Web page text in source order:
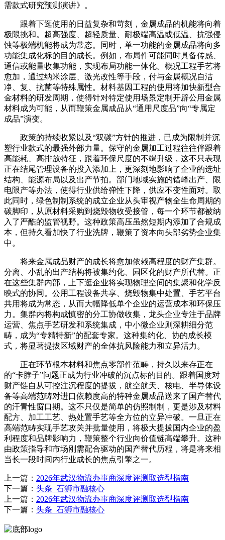
需款式研究预测演讲》。
跟着下逛使用的日益复杂和苛刻，金属成品的机能将向着
极限挑和。超高强度、超轻质量、耐极端高温或低温、抗强侵
蚀等极端机能将成为常态。同时，单一功能的金属成品将向多
功能集成化标的目的成长。例如，布局件可能同时具备传感、
通信或能量收集功能，实现布局功能一体化。概况工程手艺将
愈加，通过纳米涂层、激光改性等手段，付与金属概况自洁
净、复、抗菌等特殊属性。材料基因工程的使用将加快新型合
金材料的研发周期，使得针对特定使用场景定制开辟公用金属
材料成为可能，从而鞭策金属成品从“通用尺度品”向“专属定
成品”演变。
政策的持续收紧以及“双碳”方针的推进，已成为限制并沉
塑行业款式的最强外部力量。保守的金属加工过程往往伴跟着
高能耗、高排放特征，跟着环保尺度的不竭升级，这不只表现
正在结尾管理设备的投入添加上，更深刻地影响了企业的选址
结构、能源布局以及出产节拍。部门地域实施的错峰出产、限
电限产等办法，使得行业供给弹性下降，供应不变性面对。取
此同时，绿色制制系统的成立企业从头审视产物全生命周期的
碳脚印，从原材料采购到烧毁物收受接管，每一个环节都被纳
入了严酷的监管视野。这种政策高压虽然短期内添加了合规成
本，但持久看加快了行业洗牌，鞭策了资本向头部劣势企业集
中。
将来金属成品财产的成长将愈加依赖高程度的财产集群。
分离、小乱的出产结构将被集约化、园区化的财产所代替。正
在这些集群内部，上下逛企业将实现物理空间的集聚和化学反
映式的协同。公用工程设备共享、烧毁物集中处置、手艺平台
共用将成为常态，从而大幅降低单个企业的运营成本和环保压
力。集群内将构成慎密的分工协做收集，龙头企业专注于品牌
运营、焦点手艺研发和系统集成，中小微企业则深耕细分范
畴，成为“专精特新”的配套专家。这种集约化、协的成长模
式，将显著提拔区域财产的全体抗风险能力和立异活力。
正在环节根本材料和焦点零部件范畴，持久以来存正在
的“卡脖子”问题正成为行业冲破的沉点标的目的。跟着国度对
财产链自从可控注沉程度的提拔，航空航天、核电、半导体设
备等高端范畴对进口依赖度高的特种金属成品送来了国产替代
的汗青性窗口期。这不只仅是简单的仿照制制，更是涉及材料
配方、加工工艺、热处置手艺等全方位的立异冲破。一旦正在
高端范畴实现手艺攻关并批量使用，将极大提拔国内企业的盈
利程度和品牌影响力，鞭策整个行业向价值链高端攀升。这种
由政策指导和市场刚需配合驱动的国产替代历程，将是将来相
当长一段时间内行业成长的焦点引擎之一。
上一篇： 2026年武汉物流办事商深度评测取选型指南
下一篇： 头条_石狮市融核心
上一篇： 2026年武汉物流办事商深度评测取选型指南
下一篇： 头条_石狮市融核心